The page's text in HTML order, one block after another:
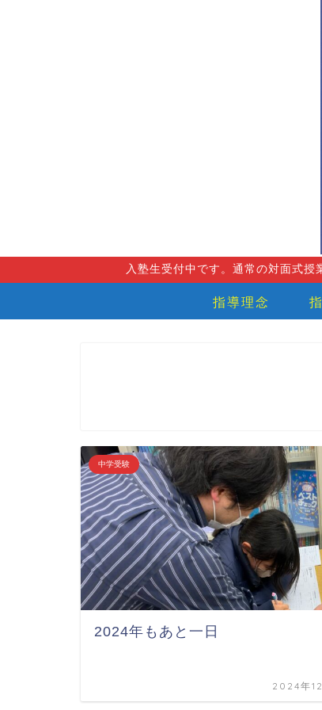
入塾生受付中です。通常の対面式
指導理念
中学受験
2024年もあと一日
2024年